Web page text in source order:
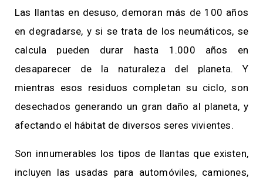
Las llantas en desuso, demoran más de 100 años
en degradarse, y si se trata de los neumáticos, se
calcula pueden durar hasta 1.000 años en
desaparecer de la naturaleza del planeta. Y
mientras esos residuos completan su ciclo, son
desechados generando un gran daño al planeta, y
afectando el hábitat de diversos seres vivientes.
Son innumerables los tipos de llantas que existen,
incluyen las usadas para automóviles, camiones,